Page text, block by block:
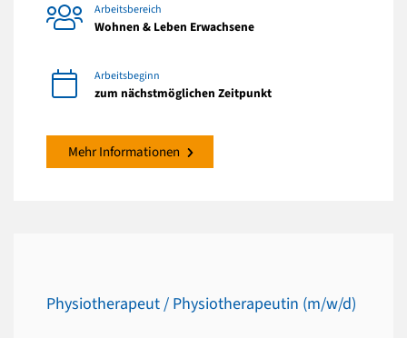
Arbeitsbereich
Wohnen & Leben Erwachsene
Arbeitsbeginn
zum nächstmöglichen Zeitpunkt
Mehr Informationen
Physiotherapeut / Physiotherapeutin (m/w/d)